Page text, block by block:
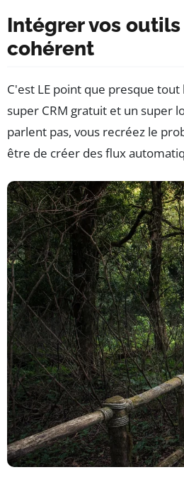
Intégrer vos
cohérent
C'est LE point que presque
super CRM gratuit et un super
parlent pas, vous recréez le
être de créer des flux